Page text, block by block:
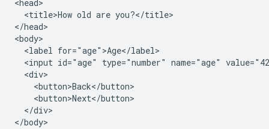
<head>
  <title>How old are you?</title>
</head>
<body>
  <label for="age">Age</label>
<input id="age" type="number" name="age"
  <div>
    <button>Back</button>
    <button>Next</button>
  </div>
</body>